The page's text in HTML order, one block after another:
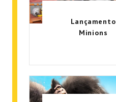
Lançamento
Minions